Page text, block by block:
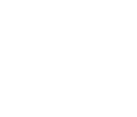
者募集に